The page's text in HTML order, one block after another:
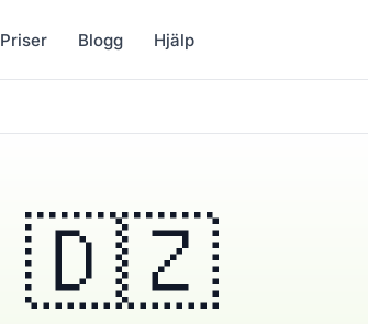
Priser Blogg Hjälp
🇩🇿